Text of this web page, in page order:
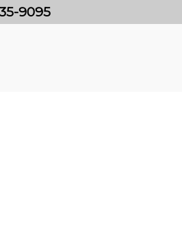
9095